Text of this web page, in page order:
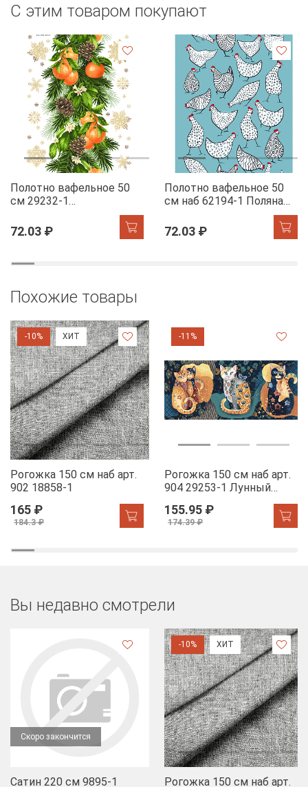
С этим товаром покупают
Полотно вафельное 50
см 29232-1
Мандариновый коктель
72.03 ₽
Полотно вафельное 50
см наб 62194-1 Поляна
72.03 ₽
Похожие товары
-10% ХИТ
Рогожка 150 см наб арт.
902 18858-1
165 ₽
184.3 ₽
-11%
Рогожка 150 см наб арт.
904 29253-1 Лунный
155.95 ₽
174.39 ₽
Вы недавно смотрели
Скоро закончится
Сатин 220 см 9895-1
-10% ХИТ
Рогожка 150 см наб арт.